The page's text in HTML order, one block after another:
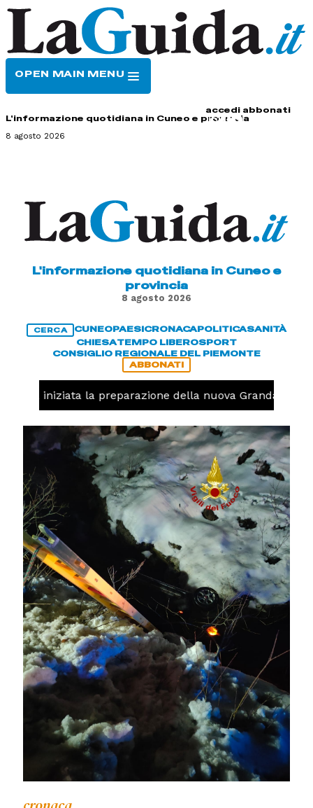
OPEN MAIN MENU
accedi abbonati
L'informazione quotidiana in Cuneo e provincia
8 agosto 2026
L'informazione quotidiana in Cuneo e
provincia
8 agosto 2026
CERCA CUNEOPAESICRONACAPOLITICASANITÀ
CHIESATEMPO LIBEROSPORT
CONSIGLIO REGIONALE DEL PIEMONTE
ABBONATI
iniziata la preparazione della nuova Granda Volley